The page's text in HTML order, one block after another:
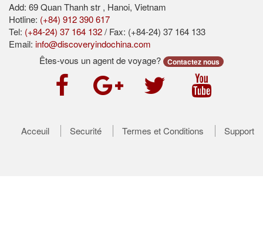
Add: 69 Quan Thanh str , Hanoi, Vietnam
Hotline: (+84) 912 390 617
Tel: (+84-24) 37 164 132/ Fax: (+84-24) 37 164 133
Email: info@discoveryindochina.com
Êtes-vous un agent de voyage?
Contactez nous
Acceuil Securité Termes et Conditions Support